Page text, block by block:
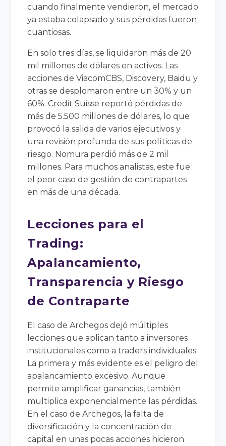
cuando finalmente vendieron, el mercado
ya estaba colapsado y sus pérdidas fueron
cuantiosas.
En solo tres días, se liquidaron más de 20
mil millones de dólares en activos. Las
acciones de ViacomCBS, Discovery, Baidu y
otras se desplomaron entre un 30% y un
60%. Credit Suisse reportó pérdidas de
más de 5.500 millones de dólares, lo que
provocó la salida de varios ejecutivos y
una revisión profunda de sus políticas de
riesgo. Nomura perdió más de 2 mil
millones. Para muchos analistas, este fue
el peor caso de gestión de contrapartes
en más de una década.
Lecciones para el
Trading:
Apalancamiento,
Transparencia y Riesgo
de Contraparte
El caso de Archegos dejó múltiples
lecciones que aplican tanto a inversores
institucionales como a traders individuales.
La primera y más evidente es el peligro del
apalancamiento excesivo. Aunque
permite amplificar ganancias, también
multiplica exponencialmente las pérdidas.
En el caso de Archegos, la falta de
diversificación y la concentración de
capital en unas pocas acciones hicieron